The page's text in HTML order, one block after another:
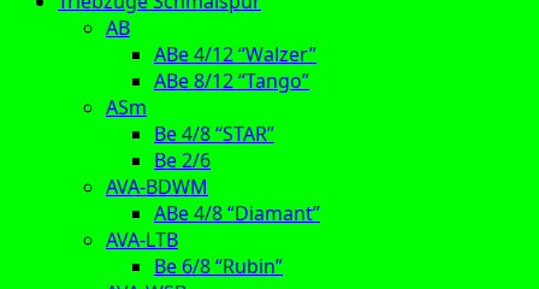
AB
ABe 4/12 “Walzer”
ABe 8/12 “Tango”
ASm
Be 4/8 “STAR”
Be 2/6
AVA-BDWM
ABe 4/8 “Diamant”
AVA-LTB
Be 6/8 “Rubin”